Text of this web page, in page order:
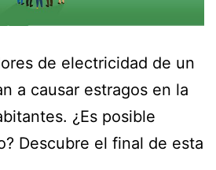
de electricidad de un
a causar estragos en la
¿Es posible
Descubre el final de esta